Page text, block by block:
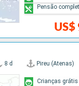
US$
Pensão
8 d Pireu (Atenas)
Crianças